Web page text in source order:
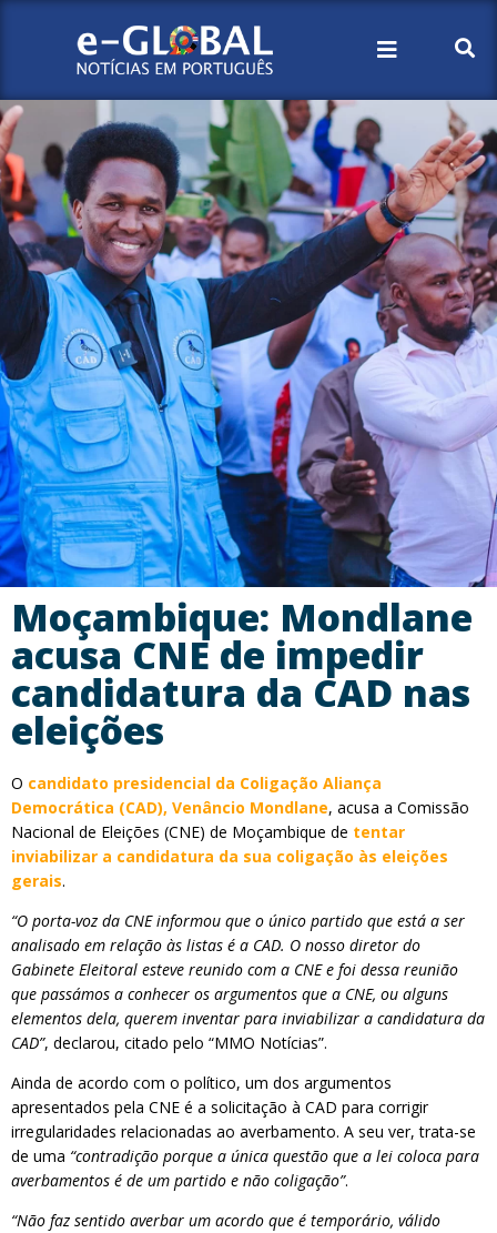
Moçambique: Mondlane
acusa CNE de impedir
candidatura da CAD nas
eleições
O candidato presidencial da Coligação Aliança
Democrática (CAD), Venâncio Mondlane, acusa a Comissão
Nacional de Eleições (CNE) de Moçambique de tentar
inviabilizar a candidatura da sua coligação às eleições
gerais.
“O porta-voz da CNE informou que o único partido que está a ser
analisado em relação às listas é a CAD. O nosso diretor do
Gabinete Eleitoral esteve reunido com a CNE e foi dessa reunião
que passámos a conhecer os argumentos que a CNE, ou alguns
elementos dela, querem inventar para inviabilizar a candidatura da
CAD”, declarou, citado pelo “MMO Notícias”.
Ainda de acordo com o político, um dos argumentos
apresentados pela CNE é a solicitação à CAD para corrigir
irregularidades relacionadas ao averbamento. A seu ver, trata-se
de uma “contradição porque a única questão que a lei coloca para
averbamentos é de um partido e não coligação”.
“Não faz sentido averbar um acordo que é temporário, válido